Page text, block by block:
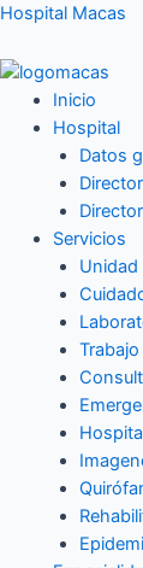
Ir
contenido
Hospital Macas
Inicio
Hospital
Datos
Servicios
Unidad